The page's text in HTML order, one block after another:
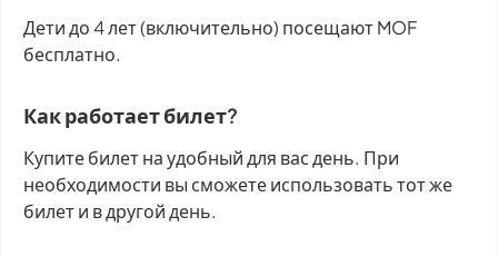
Дети до 4 лет (включительно) посещают MOF
бесплатно.
Как работает билет?
Купите билет на удобный для вас день. При
необходимости вы сможете использовать тот же
билет и в другой день.